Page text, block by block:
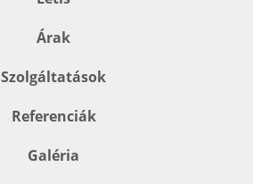
Árak
Szolgáltatások
Referenciák
Galéria